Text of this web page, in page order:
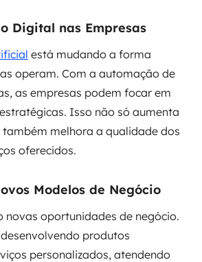
Digital nas Empresas
está mudando a forma
operam. Com a automação de
as empresas podem focar em
Isso não só aumenta
também melhora a qualidade dos
oferecidos.
Modelos de Negócio
novas oportunidades de negócio.
produtos
personalizados, atendendo